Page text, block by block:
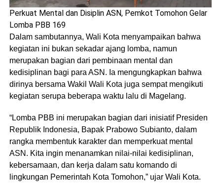
Perkuat Mental dan Disiplin ASN, Pemkot Tomohon Gelar
Lomba PBB 169
Dalam sambutannya, Wali Kota menyampaikan bahwa
kegiatan ini bukan sekadar ajang lomba, namun
merupakan bagian dari pembinaan mental dan
kedisiplinan bagi para ASN. Ia mengungkapkan bahwa
dirinya bersama Wakil Wali Kota juga sempat mengikuti
kegiatan serupa beberapa waktu lalu di Magelang.
“Lomba PBB ini merupakan bagian dari inisiatif Presiden
Republik Indonesia, Bapak Prabowo Subianto, dalam
rangka membentuk karakter dan memperkuat mental
ASN. Kita ingin menanamkan nilai-nilai kedisiplinan,
kebersamaan, dan kerja dalam satu komando di
lingkungan Pemerintah Kota Tomohon,” ujar Wali Kota.